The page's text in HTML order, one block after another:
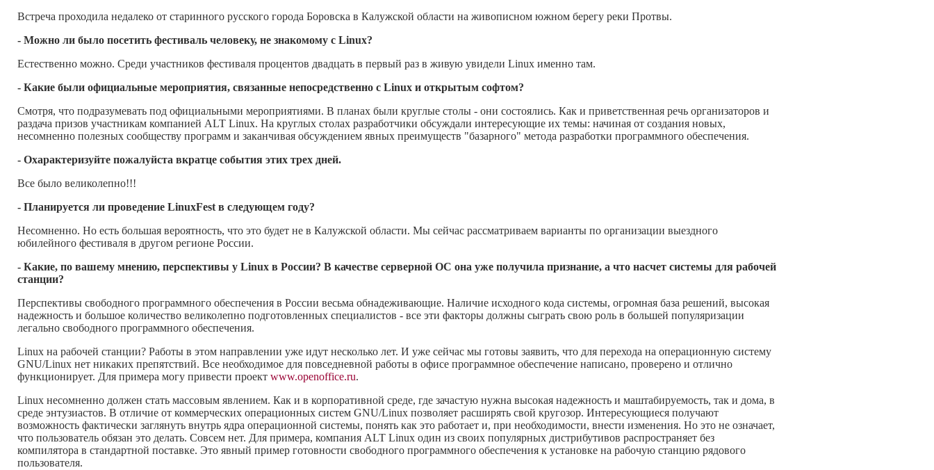
Встреча проходила недалеко от старинного русского города Боровска в Калужской области на живописном южном берегу реки Протвы.
- Можно ли было посетить фестиваль человеку, не знакомому с Linux?
Естественно можно. Среди участников фестиваля процентов двадцать в первый раз в живую увидели Linux именно там.
- Какие были официальные мероприятия, связанные непосредственно с Linux и открытым софтом?
Смотря, что подразумевать под официальными мероприятиями. В планах были круглые столы - они состоялись. Как и приветственная речь организаторов и
раздача призов участникам компанией ALT Linux. На круглых столах разработчики обсуждали интересующие их темы: начиная от создания новых,
несомненно полезных сообществу программ и заканчивая обсуждением явных преимуществ "базарного" метода разработки программного обеспечения.
- Охарактеризуйте пожалуйста вкратце события этих трех дней.
Все было великолепно!!!
- Планируется ли проведение LinuxFest в следующем году?
Несомненно. Но есть большая вероятность, что это будет не в Калужской области. Мы сейчас рассматриваем варианты по организации выездного
юбилейного фестиваля в другом регионе России.
- Какие, по вашему мнению, перспективы у Linux в России? В качестве серверной ОС она уже получила признание, а что насчет системы для рабочей
станции?
Перспективы свободного программного обеспечения в России весьма обнадеживающие. Наличие исходного кода системы, огромная база решений, высокая
надежность и большое количество великолепно подготовленных специалистов - все эти факторы должны сыграть свою роль в большей популяризации
легально свободного программного обеспечения.
Linux на рабочей станции? Работы в этом направлении уже идут несколько лет. И уже сейчас мы готовы заявить, что для перехода на операционную систему
GNU/Linux нет никаких препятствий. Все необходимое для повседневной работы в офисе программное обеспечение написано, проверено и отлично
функционирует. Для примера могу привести проект www.openoffice.ru.
Linux несомненно должен стать массовым явлением. Как и в корпоративной среде, где зачастую нужна высокая надежность и маштабируемость, так и дома, в
среде энтузиастов. В отличие от коммерческих операционных систем GNU/Linux позволяет расширять свой кругозор. Интересующиеся получают
возможность фактически заглянуть внутрь ядра операционной системы, понять как это работает и, при необходимости, внести изменения. Но это не означает,
что пользователь обязан это делать. Совсем нет. Для примера, компания ALT Linux один из своих популярных дистрибутивов распространяет без
компилятора в стандартной поставке. Это явный пример готовности свободного программного обеспечения к установке на рабочую станцию рядового
пользователя.